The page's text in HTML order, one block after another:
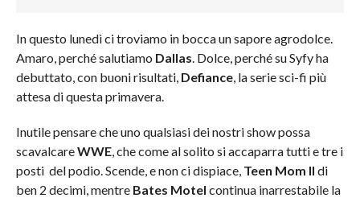
In questo lunedì ci troviamo in bocca un sapore agrodolce.
Amaro, perché salutiamo Dallas . Dolce, perché su Syfy ha
debuttato, con buoni risultati, Defiance, la serie sci-fi più
attesa di questa primavera.
Inutile pensare che uno qualsiasi dei nostri show possa
scavalcareWWE, che come al solito si accaparra tutti e tre i
posti del podio. Scende, e non ci dispiace, Teen Mom II di
ben 2 decimi, mentreBates Motel continua inarrestabile la